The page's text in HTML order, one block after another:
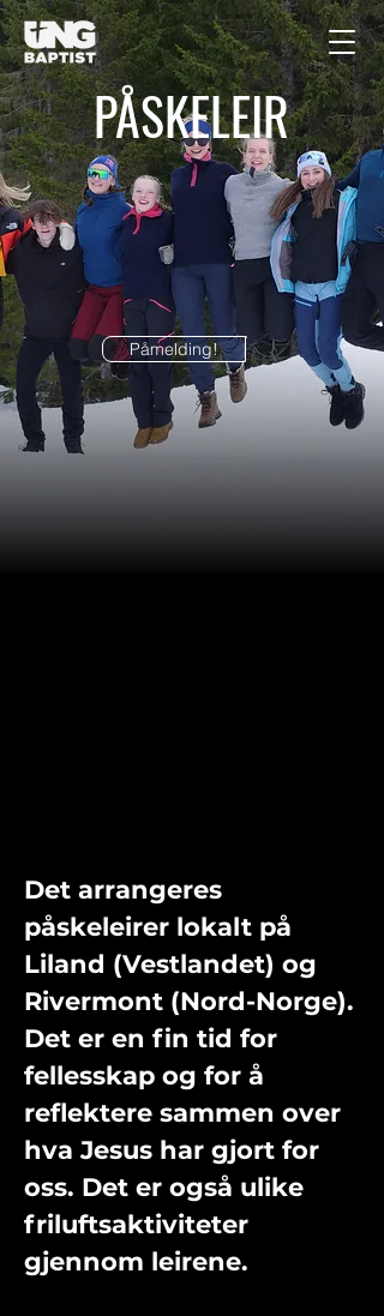
PÅSKELEIR
Påmelding!
Det arrangeres
påskeleirer lokalt på
Liland (Vestlandet) og
Rivermont (Nord-Norge).
Det er en fin tid for
fellesskap og for å
reflektere sammen over
hva Jesus har gjort for
oss. Det er også ulike
friluftsaktiviteter
gjennom leirene.